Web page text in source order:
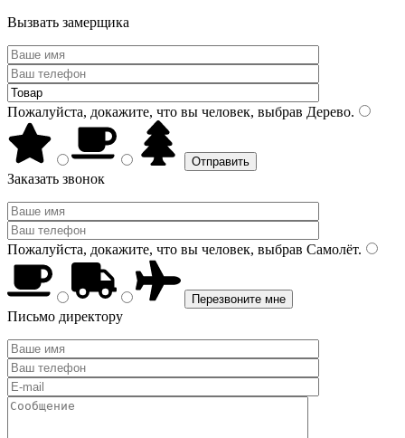
Вызвать замерщика
Пожалуйста, докажите, что вы человек, выбрав Дерево.
Заказать звонок
Пожалуйста, докажите, что вы человек, выбрав Самолёт.
Письмо директору